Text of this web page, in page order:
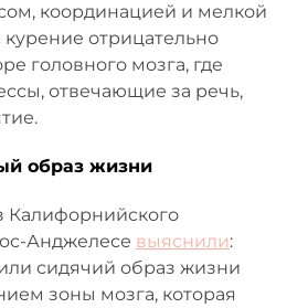
координацией и мелкой
отрицательно
головного мозга, где
отвечающие за речь,
образ жизни
Калифорнийского
Анджелесе выяснили:
сидячий образ жизни
зоны мозга, которая